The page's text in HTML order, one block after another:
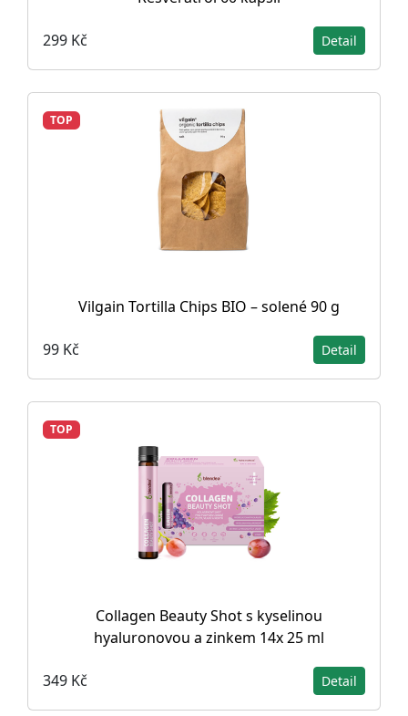
299 Kč Detail
TOP
Vilgain Tortilla Chips BIO – solené 90 g
99 Kč Detail
TOP
Collagen Beauty Shot s kyselinou
hyaluronovou a zinkem 14x 25 ml
349 Kč Detail